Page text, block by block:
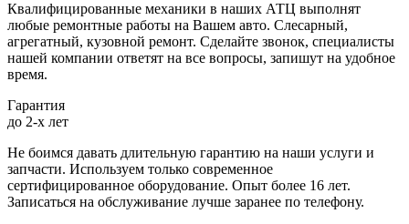
Квалифицированные механики в наших АТЦ выполнят
любые ремонтные работы на Вашем авто. Слесарный,
агрегатный, кузовной ремонт. Сделайте звонок, специалисты
нашей компании ответят на все вопросы, запишут на удобное
время.
Гарантия
до 2-х лет
Не боимся давать длительную гарантию на наши услуги и
запчасти. Используем только современное
сертифицированное оборудование. Опыт более 16 лет.
Записаться на обслуживание лучше заранее по телефону.